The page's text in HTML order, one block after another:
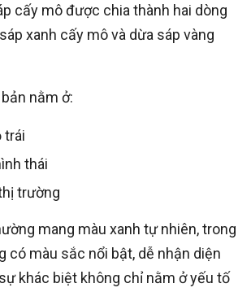
cấy mô được chia thành hai dòng
xanh cấy mô và dừa sáp vàng
nằm ở:
trái
thái
trường
mang màu xanh tự nhiên, trong
có màu sắc nổi bật, dễ nhận diện
khác biệt không chỉ nằm ở yếu tố